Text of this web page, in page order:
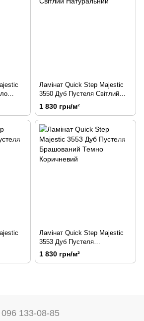
Ламінат Quick Step Majestic
3550 Дуб Пустеля Світлий
Натуральний
1 830 грн/м²
Ламінат Quick Step Majestic
3553 Дуб Пустеля
Брашований Темно
Коричневий
1 830 грн/м²
096 133-08-85